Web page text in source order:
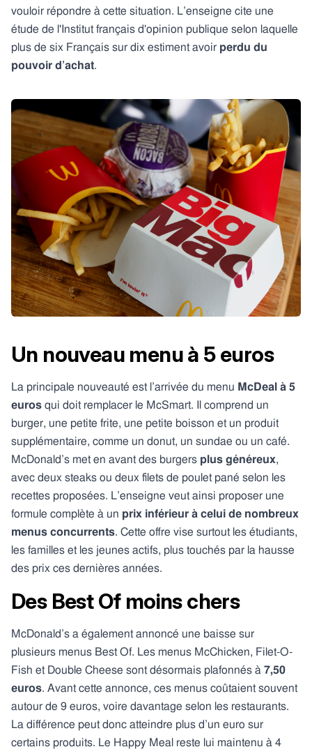
vouloir répondre à cette situation. L’enseigne cite une
étude de l'Institut français d'opinion publique selon laquelle
plus de six Français sur dix estiment avoir perdu du
pouvoir d’achat.
Un nouveau menu à 5 euros
La principale nouveauté est l’arrivée du menu McDeal à 5
euros qui doit remplacer le McSmart. Il comprend un
burger, une petite frite, une petite boisson et un produit
supplémentaire, comme un donut, un sundae ou un café.
McDonald’s met en avant des burgers plus généreux,
avec deux steaks ou deux filets de poulet pané selon les
recettes proposées. L’enseigne veut ainsi proposer une
formule complète à un prix inférieur à celui de nombreux
menus concurrents. Cette offre vise surtout les étudiants,
les familles et les jeunes actifs, plus touchés par la hausse
des prix ces dernières années.
Des Best Of moins chers
McDonald’s a également annoncé une baisse sur
plusieurs menus Best Of. Les menus McChicken, Filet-O-
Fish et Double Cheese sont désormais plafonnés à 7,50
euros. Avant cette annonce, ces menus coûtaient souvent
autour de 9 euros, voire davantage selon les restaurants.
La différence peut donc atteindre plus d’un euro sur
certains produits. Le Happy Meal reste lui maintenu à 4